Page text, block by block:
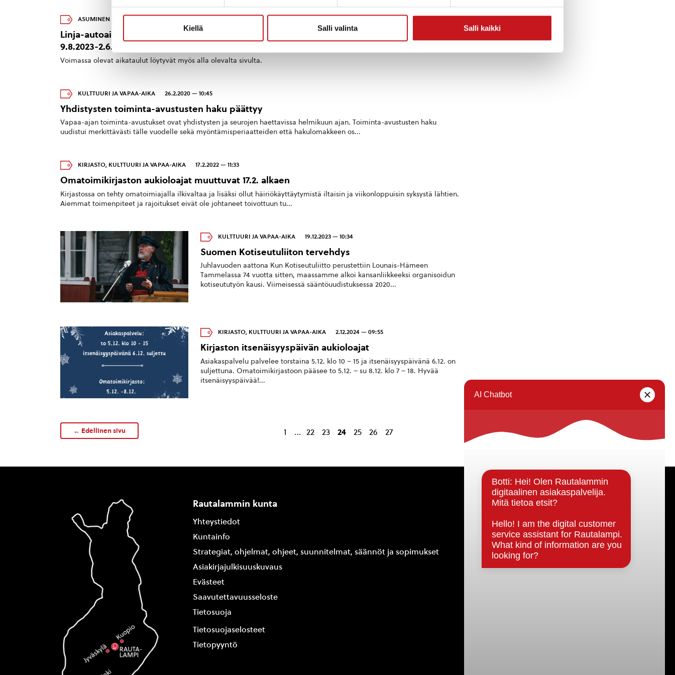
Kiellä Salli valinta Salli kaikki
ASUMINEN JA YMPÄRISTÖ
Linja-autoaikataulu Rautalampi-Suonenjoki-Kuopio ja Kuopio-Suonenjoki-Rautalampi
9.8.2023-2.6.2024
Voimassa olevat aikataulut löytyvät myös alla olevalta sivulta.
KULTTUURI JA VAPAA-AIKA 26.2.2020 — 10:45
Yhdistysten toiminta-avustusten haku päättyy
Vapaa-ajan toiminta-avustukset ovat yhdistysten ja seurojen haettavissa helmikuun ajan. Toiminta-avustusten haku
uudistui merkittävästi tälle vuodelle sekä myöntämisperiaatteiden että hakulomakkeen os...
KIRJASTO, KULTTUURI JA VAPAA-AIKA 17.2.2022 — 11:33
Omatoimikirjaston aukioloajat muuttuvat 17.2. alkaen
Kirjastossa on tehty omatoimiajalla ilkivaltaa ja lisäksi ollut häiriökäyttäytymistä iltaisin ja viikonloppuisin syksystä lähtien.
Aiemmat toimenpiteet ja rajoitukset eivät ole johtaneet toivottuun tu...
KULTTUURI JA VAPAA-AIKA 19.12.2023 — 10:34
Suomen Kotiseutuliiton tervehdys
Juhlavuoden aattona Kun Kotiseutuliitto perustettiin Lounais-Hämeen
Tammelassa 74 vuotta sitten, maassamme alkoi kansanliikkeeksi organisoidun
kotiseututyön kausi. Viimeisessä sääntöuudistuksessa 2020...
KIRJASTO, KULTTUURI JA VAPAA-AIKA 2.12.2024 — 09:55
Kirjaston itsenäisyyspäivän aukioloajat
Asiakaspalvelu palvelee torstaina 5.12. klo 10 – 15 ja itsenäisyyspäivänä 6.12. on
suljettuna. Omatoimikirjastoon pääsee to 5.12. – su 8.12. klo 7 – 18. Hyvää
itsenäisyyspäivää!...
← Edellinen sivu 1 … 22 23 24 25 26 27 Seuraava sivu →
Rautalammin kunta
Yhteystiedot
Kuntainfo
Strategiat, ohjelmat, ohjeet, suunnitelmat, säännöt ja sopimukset
Asiakirjajulkisuuskuvaus
Evästeet
Saavutettavuusseloste
Tietosuoja
Tietosuojaselosteet
Tietopyyntö
Päätöksenteko ja lähidemokratia
Päätökset, esityslistat & pöytäkirjat
Hallinto
Kunnanhallitus
Kunnanvaltuusto